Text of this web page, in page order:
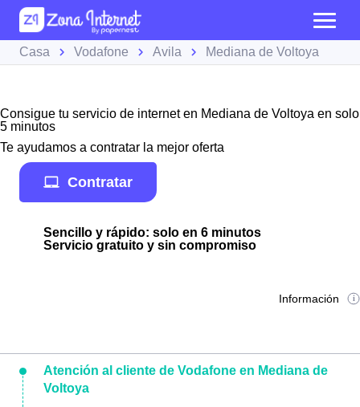
Casa Vodafone Avila Mediana de Voltoya
Consigue tu servicio de internet en Mediana de Voltoya en solo
5 minutos
Te ayudamos a contratar la mejor oferta
Contratar
Sencillo y rápido: solo en 6 minutos
Servicio gratuito y sin compromiso
Información
Atención al cliente de Vodafone en Mediana de
Voltoya